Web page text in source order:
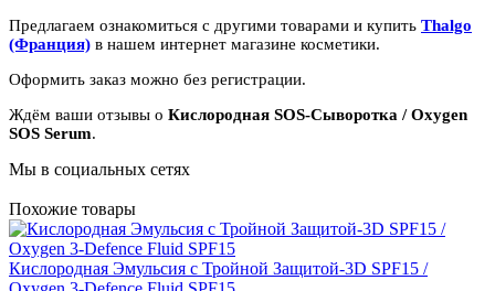
Предлагаем ознакомиться с другими товарами и купить Thalgo
(Франция) в нашем интернет магазине косметики.
Оформить заказ можно без регистрации.
Ждём ваши отзывы о Кислородная SOS-Сыворотка / Oxygen
SOS Serum.
Мы в социальных сетях
Похожие товары
Кислородная Эмульсия с Тройной Защитой-3D SPF15 /